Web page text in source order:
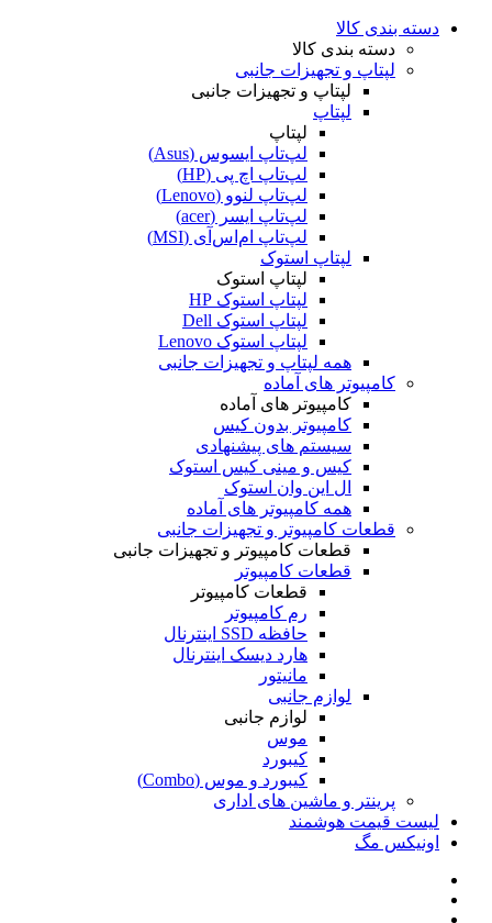
دسته بندی کالا
دسته بندی کالا
لپتاپ و تجهیزات جانبی
لپتاپ و تجهیزات جانبی
لپتاپ
لپتاپ
لپ‌تاپ ایسوس (Asus)
لپ‌تاپ اچ پی (HP)
لپ‌تاپ لنوو (Lenovo)
لپ‌تاپ ایسر (acer)
لپ‌تاپ ام‌اس‌آی (MSI)
لپتاپ استوک
لپتاپ استوک
لپتاپ استوک HP
لپتاپ استوک Dell
لپتاپ استوک Lenovo
همه لپتاپ و تجهیزات جانبی
کامپیوتر های آماده
کامپیوتر های آماده
کامپیوتر بدون کیس
سیستم های پیشنهادی
کیس و مینی کیس استوک
ال این وان استوک
همه کامپیوتر های آماده
قطعات کامپیوتر و تجهیزات جانبی
قطعات کامپیوتر و تجهیزات جانبی
قطعات کامپیوتر
قطعات کامپیوتر
رم کامپیوتر
حافظه SSD اینترنال
هارد دیسک اینترنال
مانیتور
لوازم جانبی
لوازم جانبی
موس
کیبورد
کیبورد و موس (Combo)
پرینتر و ماشین های اداری
لیست قیمت هوشمند
اونیکس مگ